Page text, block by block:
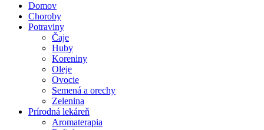
Domov
Choroby
Potraviny
Čaje
Huby
Koreniny
Oleje
Ovocie
Semená a orechy
Zelenina
Prírodná lekáreň
Aromaterapia